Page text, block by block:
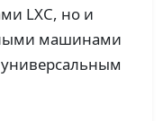
LXC, но и
машинами
универсальным